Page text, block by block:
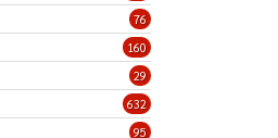
76
160
29
632
95